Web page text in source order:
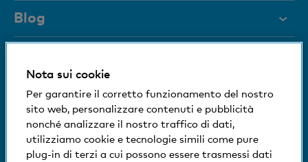
Aiuto e contatto
Documenti
Rivista
Organi dirigenti
Medien
Impronta sociale ed ecologica
Blog
+41 (0)800 88 99 66
Siamo a vostra disposizione
Aiuto e contatto
Informazioni sulla banca
Nota sui cookie
Per garantire il corretto funzionamento del nostro
sito web, personalizzare contenuti e pubblicità
nonché analizzare il nostro traffico di dati,
utilizziamo cookie e tecnologie simili come pure
plug-in di terzi a cui possono essere trasmessi dati